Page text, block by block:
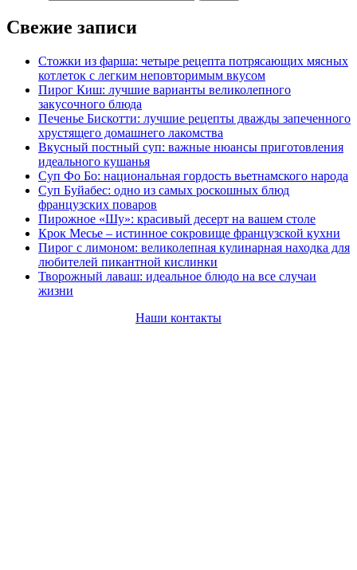
Свежие записи
Стожки из фарша: четыре рецепта потрясающих мясных
котлеток с легким неповторимым вкусом
Пирог Киш: лучшие варианты великолепного
закусочного блюда
Печенье Бискотти: лучшие рецепты дважды запеченного
хрустящего домашнего лакомства
Вкусный постный суп: важные нюансы приготовления
идеального кушанья
Суп Фо Бо: национальная гордость вьетнамского народа
Суп Буйабес: одно из самых роскошных блюд
французских поваров
Пирожное «Шу»: красивый десерт на вашем столе
Крок Месье – истинное сокровище французской кухни
Пирог с лимоном: великолепная кулинарная находка для
любителей пикантной кислинки
Творожный лаваш: идеальное блюдо на все случаи
жизни
Наши контакты